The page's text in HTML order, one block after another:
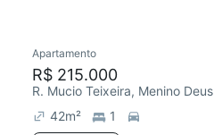
Chegou este mês
Apartamento
R$ 215.000
R. Mucio Teixeira, Menino Deus
42m²
1